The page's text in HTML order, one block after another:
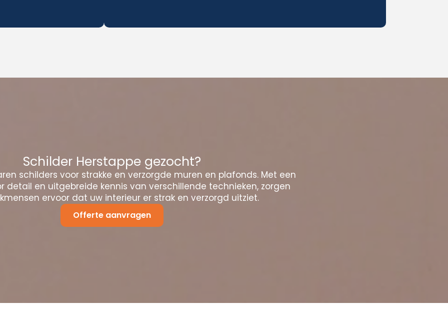
Schilder Herstappe gezocht?
schilders voor strakke en verzorgde muren en plafonds. Met een
detail en uitgebreide kennis van verschillende technieken, zorgen
ervoor dat uw interieur er strak en verzorgd uitziet.
Offerte aanvragen